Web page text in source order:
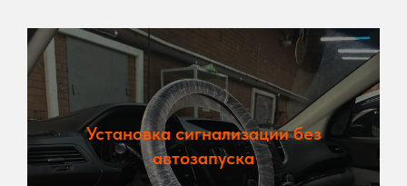
Установка сигнализации без
автозапуска